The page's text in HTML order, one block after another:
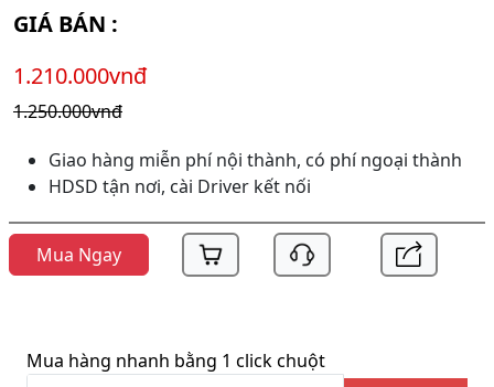
GIÁ BÁN :
1.210.000vnđ
1.250.000vnđ
Giao hàng miễn phí nội thành, có phí ngoại thành
HDSD tận nơi, cài Driver kết nối
Mua Ngay
Mua hàng nhanh bằng 1 click chuột